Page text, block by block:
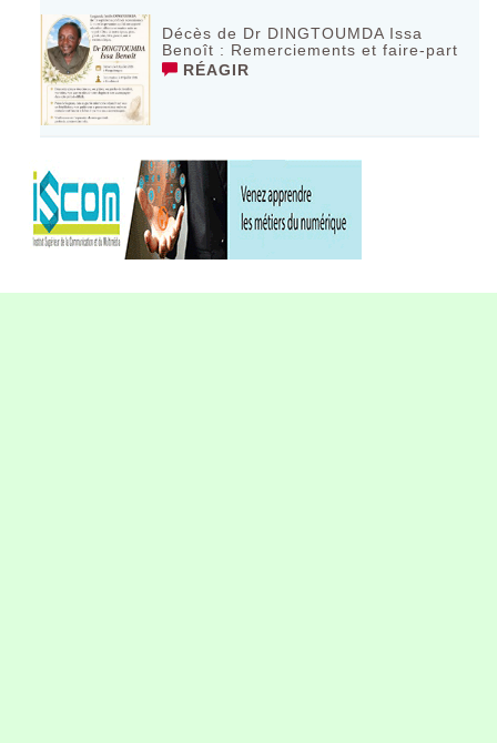
Décès de Dr DINGTOUMDA Issa
Benoît : Remerciements et faire-part
RÉAGIR